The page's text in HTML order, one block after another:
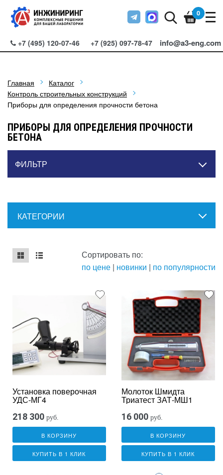
+7 (495) 120-07-46 +7 (925) 097-78-47 info@a3-eng.com
0
Главная
Каталог
Контроль строительных конструкций
Приборы для определения прочности бетона
ПРИБОРЫ ДЛЯ ОПРЕДЕЛЕНИЯ ПРОЧНОСТИ
БЕТОНА
ФИЛЬТР
КАТЕГОРИИ
mse2_chunk_default
mse2_chunk_alternate
Сортировать по:
по цене | новинки | по популярности
Установка поверочная
УДС-МГ4
218 300 руб.
В КОРЗИНУ
КУПИТЬ В 1 КЛИК
Молоток Шмидта
Триатест ЗАТ-МШ1
16 000 руб.
В КОРЗИНУ
КУПИТЬ В 1 КЛИК